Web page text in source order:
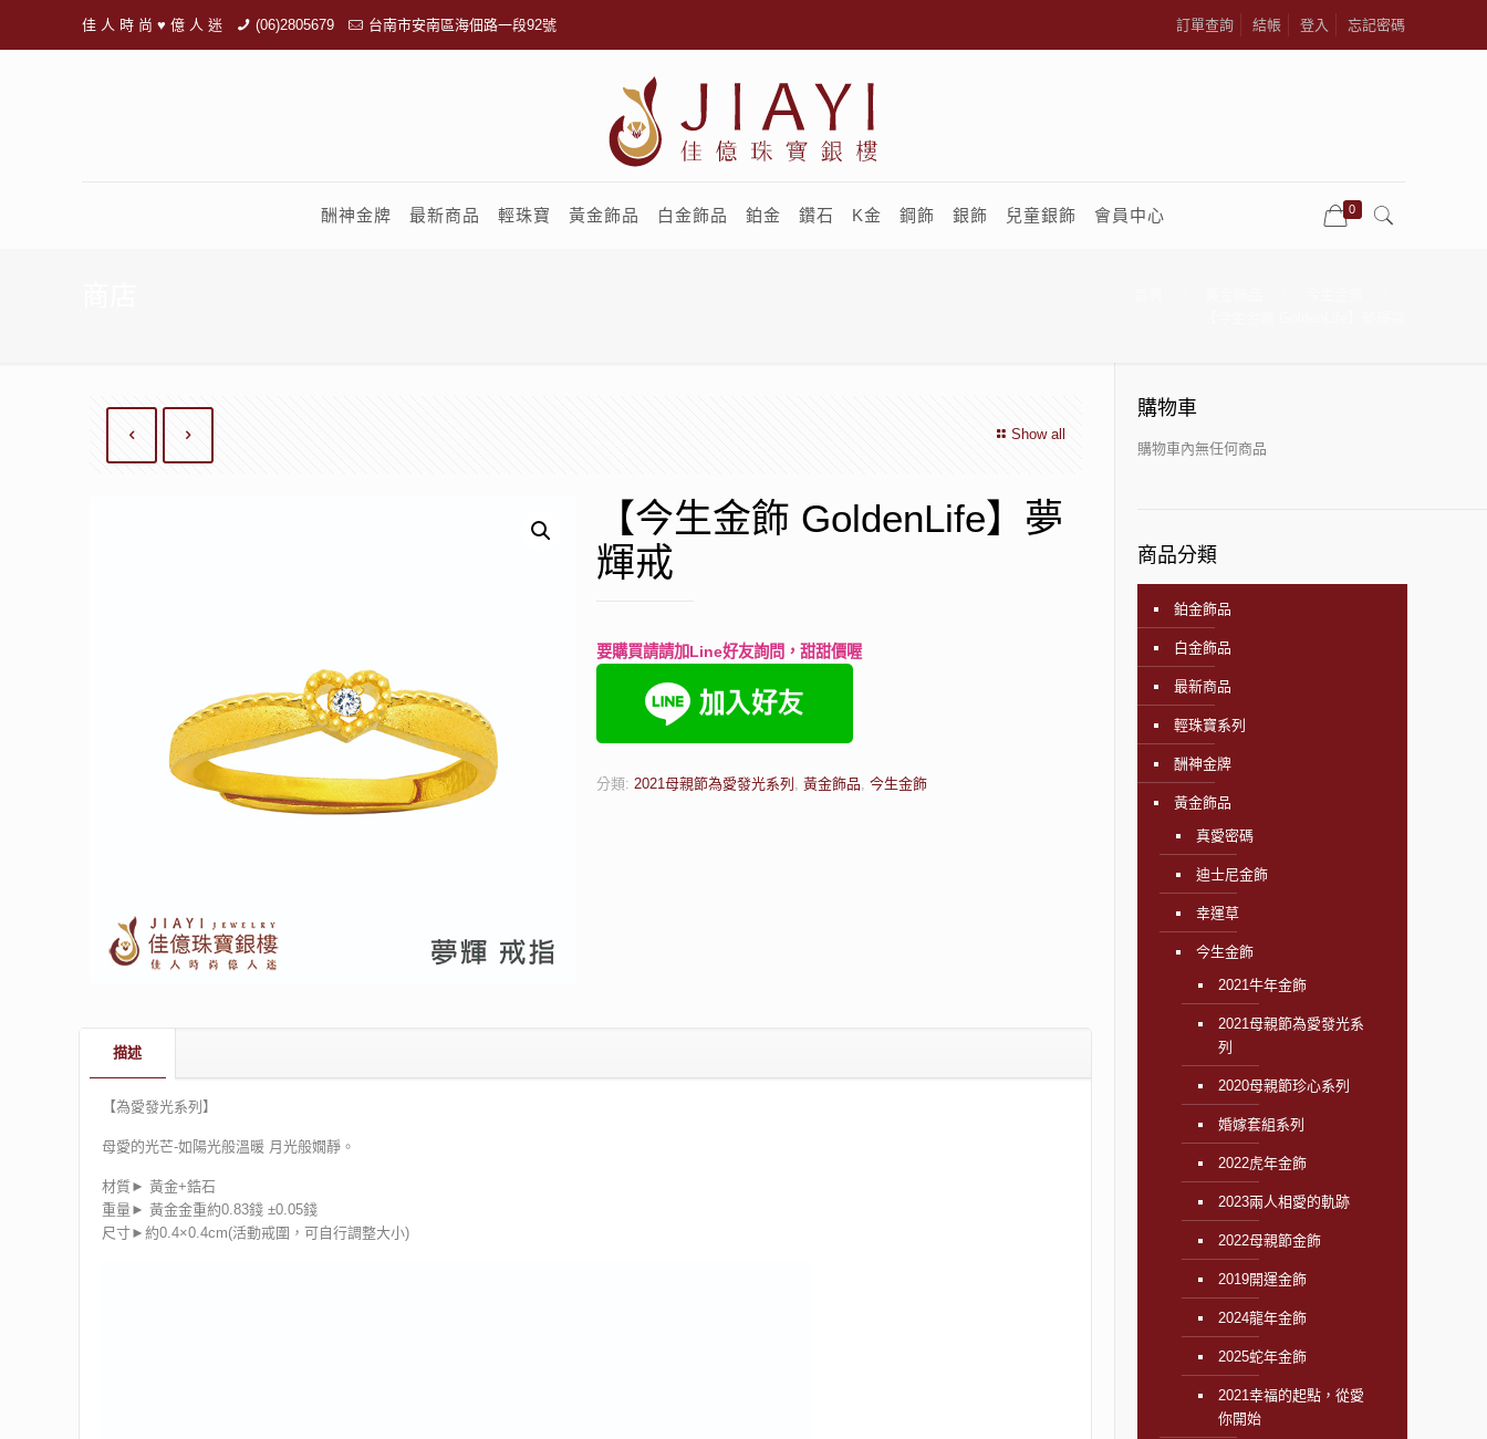
佳 人 時 尚 ♥ 億 人 迷 (06)2805679 台南市安南區海佃路一段92號 訂單查詢 結帳 登入 忘記密碼
酬神金牌 最新商品 輕珠寶 黃金飾品 白金飾品 鉑金 鑽石 K金 鋼飾 銀飾 兒童銀飾 會員中心 0
Show all
【今生金飾 GoldenLife】夢
輝戒
要購買請請加Line好友詢問，甜甜價喔
分類: 2021母親節為愛發光系列 , 黃金飾品, 今生金飾
描述
【為愛發光系列】
母愛的光芒-如陽光般溫暖 月光般嫺靜。
材質► 黃金+鋯石
重量► 黃金金重約0.83錢 ±0.05錢
尺寸►約0.4×0.4cm(活動戒圍，可自行調整大小)
購物車
購物車內無任何商品
商品分類
鉑金飾品
白金飾品
最新商品
輕珠寶系列
酬神金牌
黃金飾品
真愛密碼
迪士尼金飾
幸運草
今生金飾
2021牛年金飾
2021母親節為愛發光系
列
2020母親節珍心系列
婚嫁套組系列
2022虎年金飾
2023兩人相愛的軌跡
2022母親節金飾
2019開運金飾
2024龍年金飾
2025蛇年金飾
2021幸福的起點，從愛
你開始